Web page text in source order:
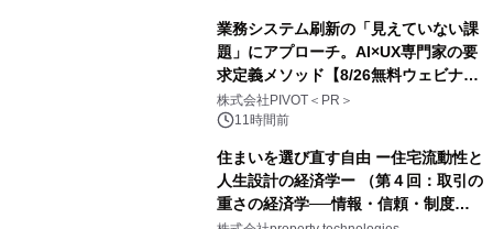
業務システム刷新の「見えていない課
題」にアプローチ。AI×UX専門家の要
求定義メソッド【8/26無料ウェビナ
ー】株式会社PIVOT
株式会社PIVOT＜PR＞
11時間前
住まいを選び直す自由 ー住宅流動性と
人生設計の経済学ー （第４回：取引の
重さの経済学──情報・信頼・制度を